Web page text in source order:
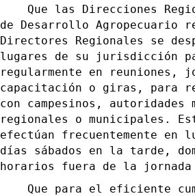
Que las Direcciones
de Desarrollo Agropecuario
Directores Regionales se
lugares de su jurisdicción
regularmente en reuniones,
capacitación o giras, para
con campesinos,
regionales o municipales.
efectúan frecuentemente en
días sábados en la tarde,
horarios fuera de la
Que para el eficiente